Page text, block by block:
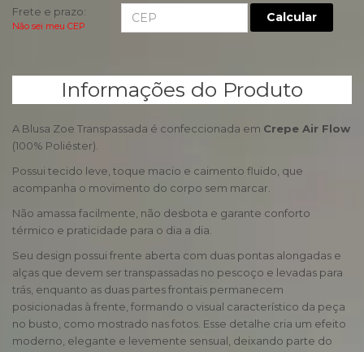
Frete e prazo:
Não sei meu CEP
Calcular
Informações do Produto
A Blusa Zoe Transpassada é confeccionada em Crepe Air Flow
(100% Poliéster).
Possui tecido leve, toque macio e caimento fluido, que
acompanha o movimento do corpo sem marcar.
Não amassa facilmente, não desbota e garante conforto
térmico e praticidade para o dia a dia.
Seu design possui frente aberta com duas pontas alongadas e
alças que devem ser transpassadas no pescoço e levadas para
trás, enquanto as duas partes frontais permanecem
posicionadas à frente, formando o visual característico da peça
no busto, como mostrado nas fotos. Esse detalhe cria um efeito
moderno, elegante e levemente sensual, deixando parte do